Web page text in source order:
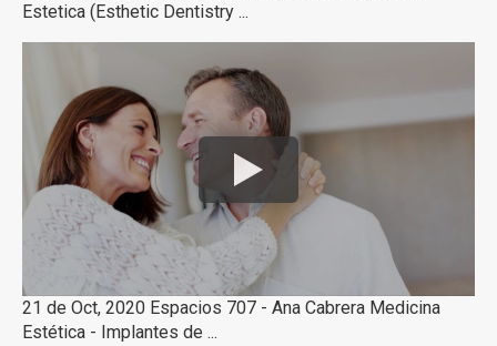
Estetica (Esthetic Dentistry ...
21 de Oct, 2020 Espacios 707 - Ana Cabrera Medicina
Estética - Implantes de ...